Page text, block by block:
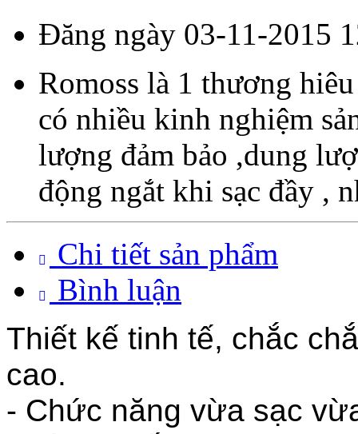
Đăng ngày 03-11-2015
Romoss là 1 thương
có nhiều kinh nghiệm
lượng đảm bảo ,dung
động ngắt khi sạc đầy ,
Chi tiết sản phẩm
Bình luận
Thiết kế tinh tế, chắc
cao.
- Chức năng vừa sạc